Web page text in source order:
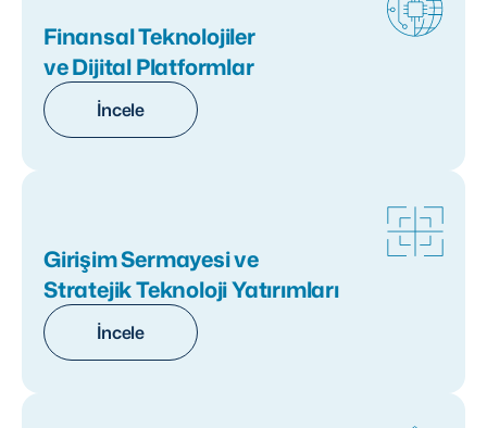
Finansal Teknolojiler
ve Dijital Platformlar
İncele
Girişim Sermayesi ve
Stratejik Teknoloji Yatırımları
İncele